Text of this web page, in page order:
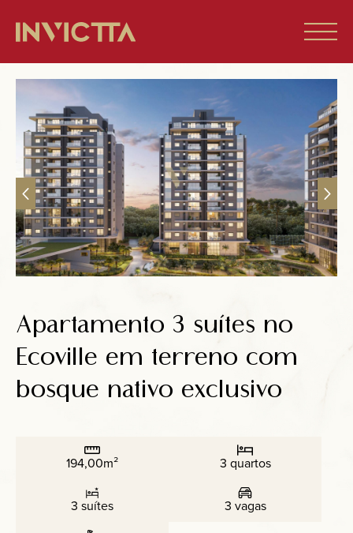
Home
Imóveis à venda
Empreendimentos
Blog
Sobre nós
Anuncie
Apartamento 3 suítes no
Ecoville em terreno com
bosque nativo exclusivo
194,00m² 3 quartos
3 suítes 3 vagas